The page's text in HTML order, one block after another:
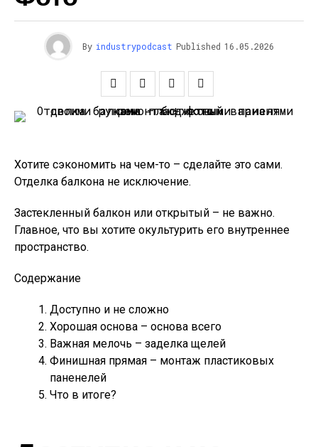
By industrypodcast Published 16.05.2026
Хотите сэкономить на чем-то – сделайте это сами.
Отделка балкона не исключение.
Застекленный балкон или открытый – не важно.
Главное, что вы хотите окультурить его внутреннее
пространство.
Содержание
Доступно и не сложно
Хорошая основа – основа всего
Важная мелочь – заделка щелей
Финишная прямая – монтаж пластиковых
паненелей
Что в итоге?